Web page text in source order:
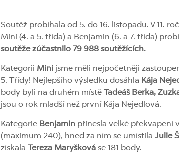
Soutěž probíhala od 5. do 16. listopadu. V 11.
Mini (4. a 5. třída) a Benjamin (6. a 7. třída)
soutěže zúčastnilo 79 988 soutěžících.
Kategorii Mini jsme měli nejpočetněji
5. Třídy! Nejlepšího výsledku dosáhla Kája
body byli na druhém místě
Tadeáš Berka,
jsou o rok mladší než první Kája Nejedlová.
Kategorie Benjamin přinesla velké překvapení
(maximum 240), hned za ním se umístila Julie
získala
Tereza Maryšková se 181 body.